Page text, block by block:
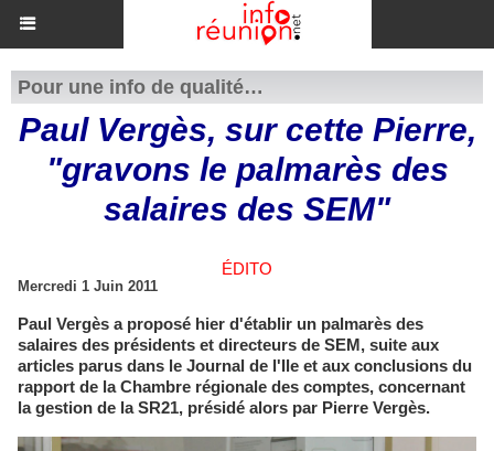
Pour une info de qualité…
Paul Vergès, sur cette Pierre,
"gravons le palmarès des
salaires des SEM"
ÉDITO
Mercredi 1 Juin 2011
Paul Vergès a proposé hier d'établir un palmarès des
salaires des présidents et directeurs de SEM, suite aux
articles parus dans le Journal de l'Ile et aux conclusions du
rapport de la Chambre régionale des comptes, concernant
la gestion de la SR21, présidé alors par Pierre Vergès.